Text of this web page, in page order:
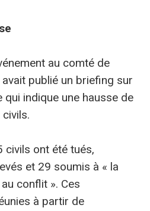
au comté de
publié un briefing sur
qui indique une hausse de
civils ont été tués,
et 29 soumis à « la
conflit ». Ces
à partir de